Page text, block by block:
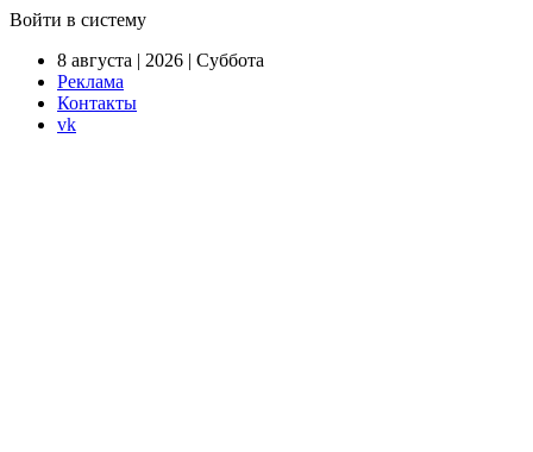
Войти в систему
8 августа | 2026 | Суббота
Реклама
Контакты
vk